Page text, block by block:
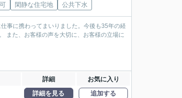
閑静な住宅地 公共下水
事に携わってまいりました。今後も35年の経
また、お客様の声を大切に、お客様の立場に
詳細 お気に入り
詳細を見る 追加する